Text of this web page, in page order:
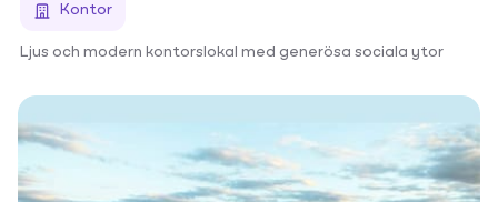
Kontor
Ljus och modern kontorslokal med generösa sociala ytor